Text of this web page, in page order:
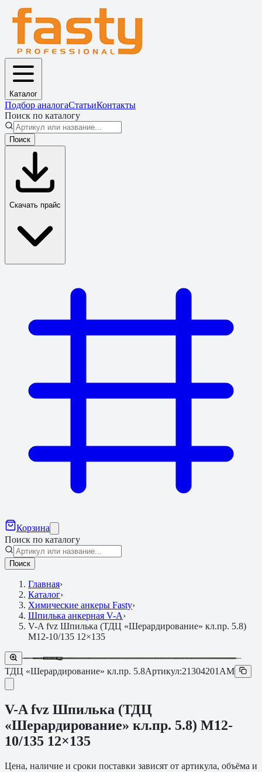
Каталог
Подбор аналогаСтатьиКонтакты
Поиск по каталогу
Поиск
Скачать прайс
Корзина
Поиск по каталогу
Поиск
Главная›
Каталог›
Химические анкеры Fasty›
Шпилька анкерная V-A›
V-A fvz Шпилька (ТДЦ «Шерардирование» кл.пр. 5.8)
M12-10/135 12×135
ТДЦ «Шерардирование» кл.пр. 5.8Артикул:21304201AM
V-A fvz Шпилька (ТДЦ
«Шерардирование» кл.пр. 5.8) M12-
10/135 12×135
Цена, наличие и сроки поставки зависят от артикула, объёма и